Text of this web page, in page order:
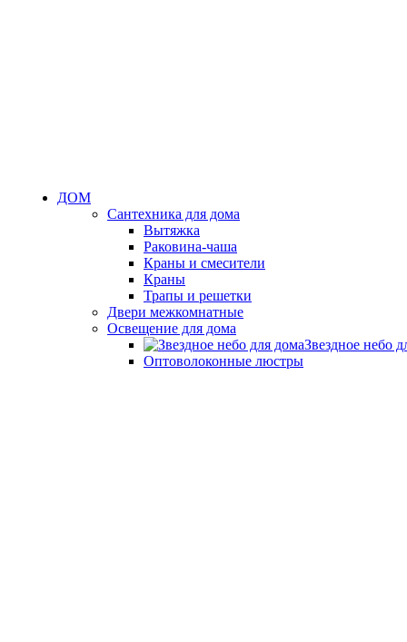
ДОМ
Сантехника для дома
Вытяжка
Раковина-чаша
Краны и смесители
Краны
Трапы и решетки
Двери межкомнатные
Освещение для дома
Звездное небо
Оптоволоконные люстры